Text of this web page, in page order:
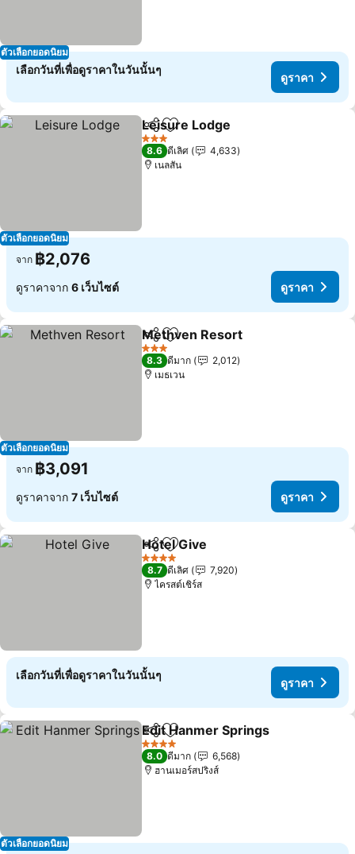
ตัวเลือกยอดนิยม
เลือกวันที่เพื่อดูราคาในวันนั้นๆ
ดูราคา
ตัวเลือกยอดนิยม
แชร์ เพิ่มในรายการโปรด
Leisure Lodge
3 ดาว
8.6 ดีเลิศ
4,633
เนลสัน
จาก ฿2,076
ดูราคาจาก 6 เว็บไซต์ ดูราคา
ตัวเลือกยอดนิยม
แชร์ เพิ่มในรายการโปรด
Methven Resort
3 ดาว
8.3 ดีมาก
2,012
เมธเวน
จาก ฿3,091
ดูราคาจาก 7 เว็บไซต์ ดูราคา
แชร์ เพิ่มในรายการโปรด
Hotel Give
4 ดาว
8.7 ดีเลิศ
7,920
ไครสต์เชิร์ส
เลือกวันที่เพื่อดูราคาในวันนั้นๆ
ดูราคา
ตัวเลือกยอดนิยม
แชร์ เพิ่มในรายการโปรด
Edit Hanmer Springs
4 ดาว
8.0 ดีมาก
6,568
ฮานเมอร์สปริงส์